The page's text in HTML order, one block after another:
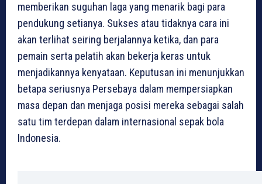
memberikan suguhan laga yang menarik bagi para
pendukung setianya. Sukses atau tidaknya cara ini
akan terlihat seiring berjalannya ketika, dan para
pemain serta pelatih akan bekerja keras untuk
menjadikannya kenyataan. Keputusan ini menunjukkan
betapa seriusnya Persebaya dalam mempersiapkan
masa depan dan menjaga posisi mereka sebagai salah
satu tim terdepan dalam internasional sepak bola
Indonesia.